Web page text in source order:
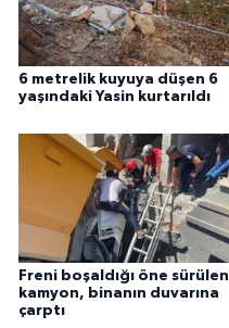
6 metrelik kuyuya düşen 6
yaşındaki Yasin kurtarıldı
Freni boşaldığı öne sürülen
kamyon, binanın duvarına
çarptı